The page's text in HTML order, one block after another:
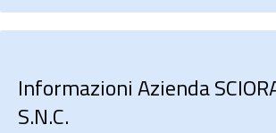
Informazioni Azienda
S.N.C.